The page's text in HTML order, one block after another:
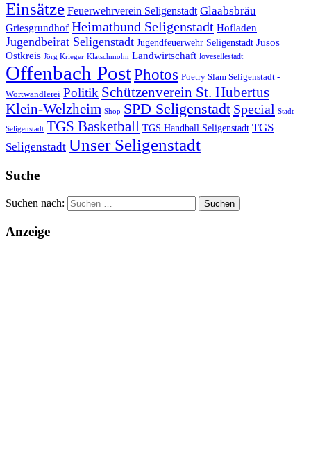
Einsätze Feuerwehrverein Seligenstadt Glaabsbräu
Griesgrundhof Heimatbund Seligenstadt Hofladen
Jugendbeirat Seligenstadt Jugendfeuerwehr Seligenstadt Jusos
Ostkreis Jörg Krieger Klatschmohn Landwirtschaft lovesellestadt
Offenbach PostPhotos Poetry Slam Seligenstadt -
Wortwandlerei Politik Schützenverein St. Hubertus
Klein-Welzheim Shop SPD Seligenstadt Special Stadt
Seligenstadt TGS Basketball TGS Handball Seligenstadt TGS
Seligenstadt Unser Seligenstadt
Suche
Suchen nach:
Anzeige